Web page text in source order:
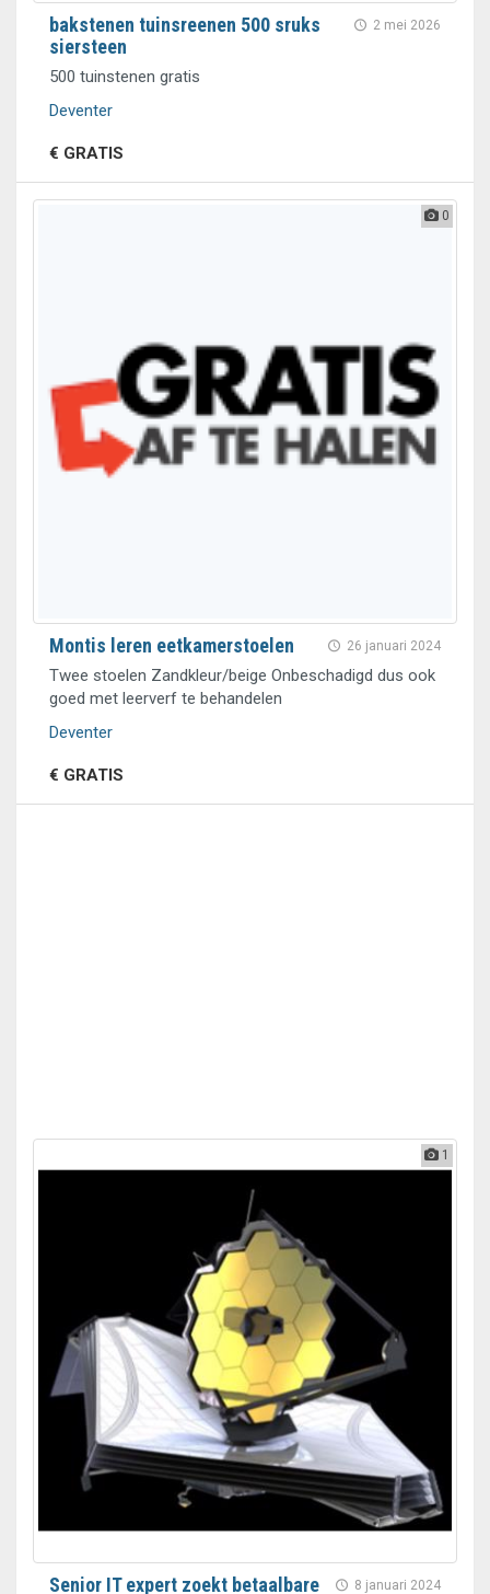
2 mei 2026
bakstenen tuinsreenen 500 sruks
siersteen
500 tuinstenen gratis
Deventer
€ GRATIS
0
26 januari 2024
Montis leren eetkamerstoelen
Twee stoelen Zandkleur/beige Onbeschadigd dus ook
goed met leerverf te behandelen
Deventer
€ GRATIS
1
8 januari 2024
Senior IT expert zoekt betaalbare